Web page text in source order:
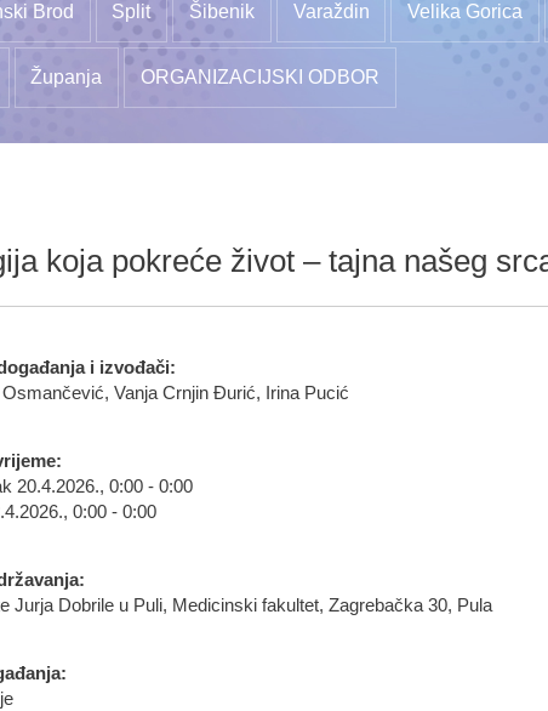
Brod Split Šibenik Varaždin Velika Gorica
Županja ORGANIZACIJSKI ODBOR
koja pokreće život – tajna našeg
i izvođači:
Osmančević, Vanja Crnjin Đurić, Irina Pucić
20.4.2026., 0:00 - 0:00
0:00 - 0:00
Jurja Dobrile u Puli, Medicinski fakultet, Zagrebačka 30, Pula